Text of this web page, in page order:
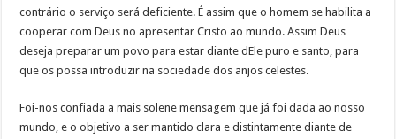
contrário o serviço será deficiente. É assim que o homem se habilita a
cooperar com Deus no apresentar Cristo ao mundo. Assim Deus
deseja preparar um povo para estar diante dEle puro e santo, para
que os possa introduzir na sociedade dos anjos celestes.
Foi-nos confiada a mais solene mensagem que já foi dada ao nosso
mundo, e o objetivo a ser mantido clara e distintamente diante de